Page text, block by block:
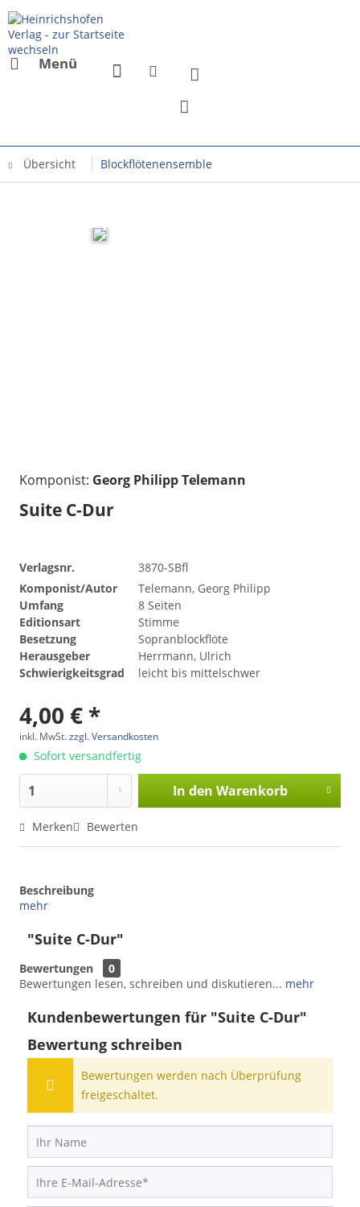
Menü
Übersicht Blockflötenensemble
Komponist: Georg Philipp Telemann
Suite C-Dur
Verlagsnr.
3870-SBfl
Komponist/Autor
Telemann, Georg Philipp
Umfang
8 Seiten
Editionsart
Stimme
Besetzung
Sopranblockflöte
Herausgeber
Herrmann, Ulrich
Schwierigkeitsgrad
leicht bis mittelschwer
4,00 € *
inkl. MwSt.zzgl. Versandkosten
Sofort versandfertig
In den Warenkorb
Merken Bewerten
Beschreibung
mehr
"Suite C-Dur"
Bewertungen
0
Bewertungen lesen, schreiben und diskutieren... mehr
Kundenbewertungen für "Suite C-Dur"
Bewertung schreiben
Bewertungen werden nach Überprüfung
freigeschaltet.